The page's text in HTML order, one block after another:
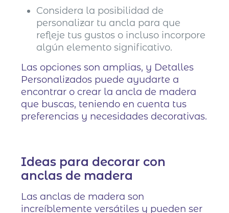
Considera la posibilidad de
personalizar tu ancla para que
refleje tus gustos o incluso incorpore
algún elemento significativo.
Las opciones son amplias, y Detalles
Personalizados puede ayudarte a
encontrar o crear la ancla de madera
que buscas, teniendo en cuenta tus
preferencias y necesidades decorativas.
Ideas para decorar con
anclas de madera
Las anclas de madera son
increíblemente versátiles y pueden ser